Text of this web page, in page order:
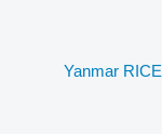
آلة زرع النباتات Yanmar RICE